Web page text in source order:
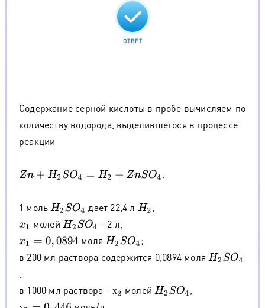
ОТВЕТ
Содержание серной кислоты в пробе вычисляем по
количеству водорода, выделившегося в процессе
реакции
Zn+ H2 SO4=H2+ ZnS O4 .
1 моль H2SO4 дает 22,4 л H2
x1 молей H2SO4
- 2 л,
x1 0,0894 моля H2SO4
;
в 200 мл раствора содержится 0,0894 моля H2SO4
в 1000 мл раствора -х
х2 молей H2SO4